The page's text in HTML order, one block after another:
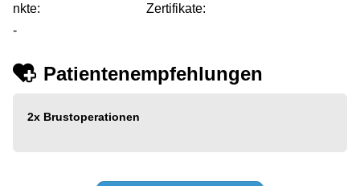
nkte:
Zertifikate:
-
Patientenempfehlungen
2x Brustoperationen